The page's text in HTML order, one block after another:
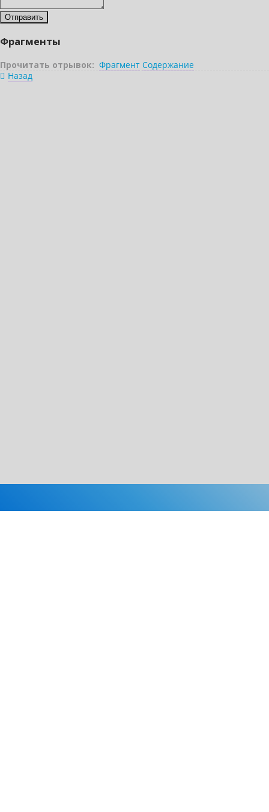
Фрагменты
Прочитать отрывок: Фрагмент Содержание
Назад